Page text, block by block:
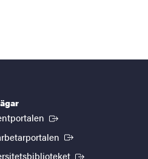
(Extern länk)
(Extern länk)
(Extern länk)